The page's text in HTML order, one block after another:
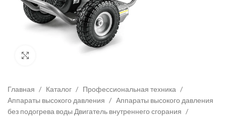
Главная Каталог
Профессиональная техника
Аппараты высокого давления
Аппараты высокого давления
без подогрева воды Двигатель внутреннего сгорания